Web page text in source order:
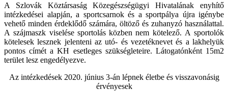
A Szlovák Köztársaság Közegészségügyi Hivatalának enyhítő
intézkedései alapján, a sportcsarnok és a sportpálya újra igénybe
vehető minden érdeklődő számára, öltöző és zuhanyzó használattal.
A szájmaszk viselése sportolás közben nem kötelező. A sportolók
kötelesek lesznek jelenteni az utó- és vezetéknevet és a lakhelyük
pontos címét a KH esetleges szükségleteire. Látogatónként 15m2
terület lesz engedélyezve.
Az intézkedések 2020. június 3-án lépnek életbe és visszavonásig
érvényesek